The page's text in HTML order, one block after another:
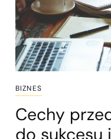
BIZNES
Cechy